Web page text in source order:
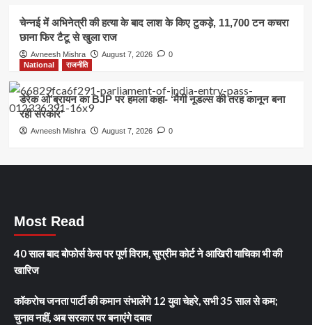
चेन्नई में अभिनेत्री की हत्या के बाद लाश के किए टुकड़े, 11,700 टन कचरा
छाना फिर टैटू से खुला राज
Avneesh Mishra August 7, 2026
0
National
राजनीति
डेरेक ओ’ब्रायन का BJP पर हमला कहा- ‘मैगी नूडल्स की तरह कानून बना
रही सरकार’
Avneesh Mishra August 7, 2026 0
Most Read
40 साल बाद बोफोर्स केस पर पूर्ण विराम, सुप्रीम कोर्ट ने आखिरी याचिका भी की
खारिज
कॉकरोच जनता पार्टी की कमान संभालेंगे 12 युवा चेहरे, सभी 35 साल से कम;
चुनाव नहीं, अब सरकार पर बनाएंगे दबाव